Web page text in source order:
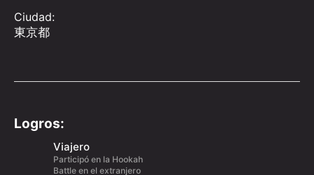
Ciudad:
東京都
Logros:
Viajero
Participó en la Hookah
Battle en el extranjero